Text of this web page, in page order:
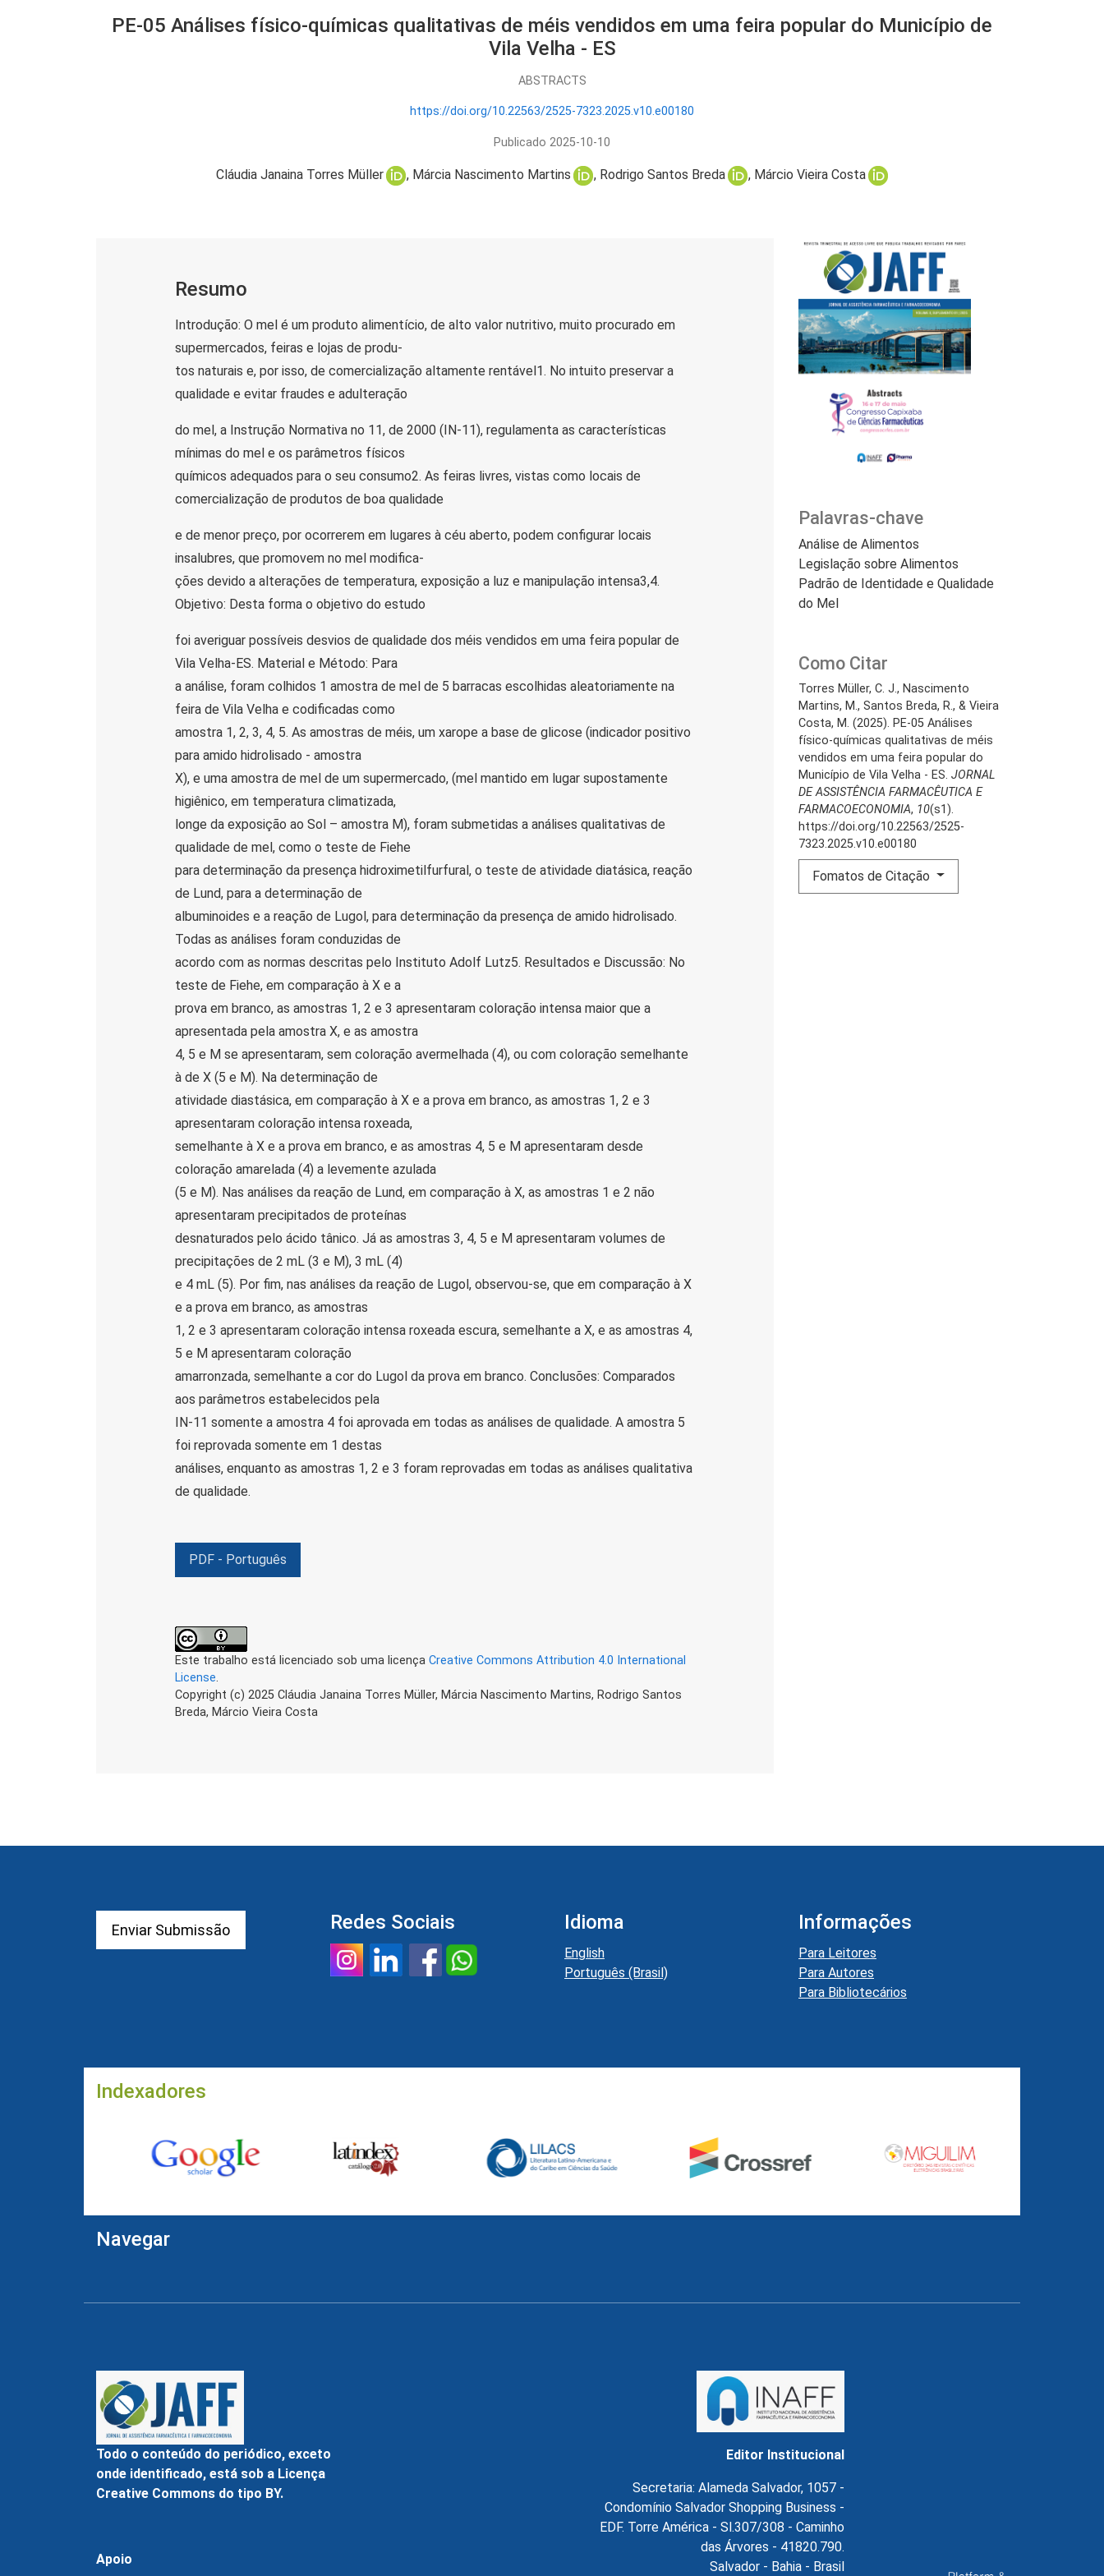
PE-05 Análises físico-químicas qualitativas de méis vendidos em uma feira popular do Município de
Vila Velha - ES
ABSTRACTS
https://doi.org/10.22563/2525-7323.2025.v10.e00180
Publicado 2025-10-10
Cláudia Janaina Torres Müller Márcia Nascimento Martins Rodrigo Santos Breda Márcio Vieira Costa
Palavras-chave
Análise de Alimentos
Legislação sobre Alimentos
Padrão de Identidade e Qualidade
do Mel
Como Citar
Torres Müller, C. J., Nascimento
Martins, M., Santos Breda, R., & Vieira
Costa, M. (2025). PE-05 Análises
físico-químicas qualitativas de méis
vendidos em uma feira popular do
Município de Vila Velha - ES. JORNAL
DE ASSISTÊNCIA FARMACÊUTICA E
FARMACOECONOMIA, 10(s1).
https://doi.org/10.22563/2525-
7323.2025.v10.e00180
Fomatos de Citação
Resumo
Introdução: O mel é um produto alimentício, de alto valor nutritivo, muito procurado em
supermercados, feiras e lojas de produ-
tos naturais e, por isso, de comercialização altamente rentável1. No intuito preservar a
qualidade e evitar fraudes e adulteração
do mel, a Instrução Normativa no 11, de 2000 (IN-11), regulamenta as características
mínimas do mel e os parâmetros físicos
químicos adequados para o seu consumo2. As feiras livres, vistas como locais de
comercialização de produtos de boa qualidade
e de menor preço, por ocorrerem em lugares à céu aberto, podem configurar locais
insalubres, que promovem no mel modifica-
ções devido a alterações de temperatura, exposição a luz e manipulação intensa3,4.
Objetivo: Desta forma o objetivo do estudo
foi averiguar possíveis desvios de qualidade dos méis vendidos em uma feira popular de
Vila Velha-ES. Material e Método: Para
a análise, foram colhidos 1 amostra de mel de 5 barracas escolhidas aleatoriamente na
feira de Vila Velha e codificadas como
amostra 1, 2, 3, 4, 5. As amostras de méis, um xarope a base de glicose (indicador positivo
para amido hidrolisado - amostra
X), e uma amostra de mel de um supermercado, (mel mantido em lugar supostamente
higiênico, em temperatura climatizada,
longe da exposição ao Sol – amostra M), foram submetidas a análises qualitativas de
qualidade de mel, como o teste de Fiehe
para determinação da presença hidroximetilfurfural, o teste de atividade diatásica, reação
de Lund, para a determinação de
albuminoides e a reação de Lugol, para determinação da presença de amido hidrolisado.
Todas as análises foram conduzidas de
acordo com as normas descritas pelo Instituto Adolf Lutz5. Resultados e Discussão: No
teste de Fiehe, em comparação à X e a
prova em branco, as amostras 1, 2 e 3 apresentaram coloração intensa maior que a
apresentada pela amostra X, e as amostra
4, 5 e M se apresentaram, sem coloração avermelhada (4), ou com coloração semelhante
à de X (5 e M). Na determinação de
atividade diastásica, em comparação à X e a prova em branco, as amostras 1, 2 e 3
apresentaram coloração intensa roxeada,
semelhante à X e a prova em branco, e as amostras 4, 5 e M apresentaram desde
coloração amarelada (4) a levemente azulada
(5 e M). Nas análises da reação de Lund, em comparação à X, as amostras 1 e 2 não
apresentaram precipitados de proteínas
desnaturados pelo ácido tânico. Já as amostras 3, 4, 5 e M apresentaram volumes de
precipitações de 2 mL (3 e M), 3 mL (4)
e 4 mL (5). Por fim, nas análises da reação de Lugol, observou-se, que em comparação à X
e a prova em branco, as amostras
1, 2 e 3 apresentaram coloração intensa roxeada escura, semelhante a X, e as amostras 4,
5 e M apresentaram coloração
amarronzada, semelhante a cor do Lugol da prova em branco. Conclusões: Comparados
aos parâmetros estabelecidos pela
IN-11 somente a amostra 4 foi aprovada em todas as análises de qualidade. A amostra 5
foi reprovada somente em 1 destas
análises, enquanto as amostras 1, 2 e 3 foram reprovadas em todas as análises qualitativa
de qualidade.
PDF - Português
Este trabalho está licenciado sob uma licença Creative Commons Attribution 4.0 International
License.
Copyright (c) 2025 Cláudia Janaina Torres Müller, Márcia Nascimento Martins, Rodrigo Santos
Breda, Márcio Vieira Costa
Enviar Submissão Redes Sociais Idioma
English
Português (Brasil)
Informações
Para Leitores
Para Autores
Para Bibliotecários
Indexadores
Navegar
Todo o conteúdo do periódico, exceto
onde identificado, está sob a Licença
Creative Commons do tipo BY.
Apoio
Editor Institucional
Secretaria: Alameda Salvador, 1057 -
Condomínio Salvador Shopping Business -
EDF. Torre América - Sl.307/308 - Caminho
das Árvores - 41820.790.
Salvador - Bahia - Brasil